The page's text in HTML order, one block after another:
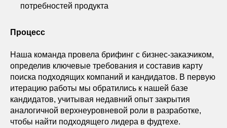
потребностей продукта
Процесс
Наша команда провела брифинг с бизнес-заказчиком,
определив ключевые требования и составив карту
поиска подходящих компаний и кандидатов. В первую
итерацию работы мы обратились к нашей базе
кандидатов, учитывая недавний опыт закрытия
аналогичной верхнеуровневой роли в разработке,
чтобы найти подходящего лидера в фудтехе.